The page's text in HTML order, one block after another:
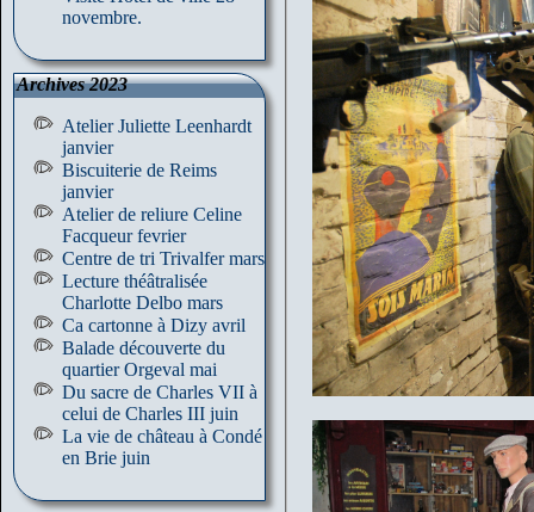
novembre.
Archives 2023
Atelier Juliette Leenhardt
janvier
Biscuiterie de Reims
janvier
Atelier de reliure Celine
Facqueur fevrier
Centre de tri Trivalfer mars
Lecture théâtralisée
Charlotte Delbo mars
Ca cartonne à Dizy avril
Balade découverte du
quartier Orgeval mai
Du sacre de Charles VII à
celui de Charles III juin
La vie de château à Condé
en Brie juin